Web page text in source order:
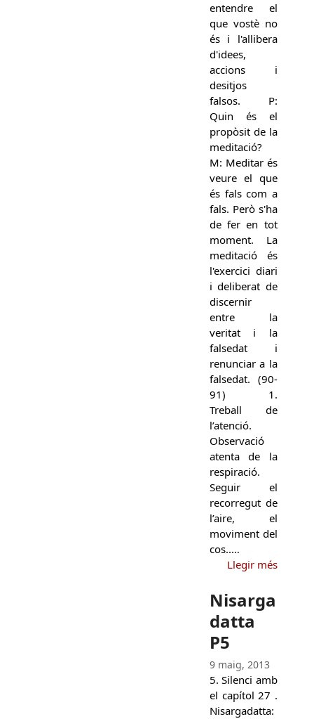
entendre el
que vostè no
és i l'allibera
d'idees,
accions i
desitjos
falsos. P:
Quin és el
propòsit de la
meditació?
M: Meditar és
veure el que
és fals com a
fals. Però s'ha
de fer en tot
moment. La
meditació és
l'exercici diari
i deliberat de
discernir
entre la
veritat i la
falsedat i
renunciar a la
falsedat. (90-
91) 1.
Treball de
l’atenció.
Observació
atenta de la
respiració.
Seguir el
recorregut de
l’aire, el
moviment del
cos..…
Llegir més
Nisarga
datta
P5
9 maig, 2013
5. Silenci amb
el capítol 27 .
Nisargadatta: